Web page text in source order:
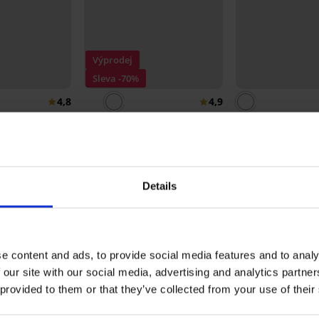
Details
content and ads, to provide social media features and to
site with our social media, advertising and analytics
to them or that they’ve collected from your use of
4,8
kostic
Výprodej
Sleva -70%
4,9
Podprsenka Bellinda Cotton
5
469x
4
19x
3
12x
2
9x